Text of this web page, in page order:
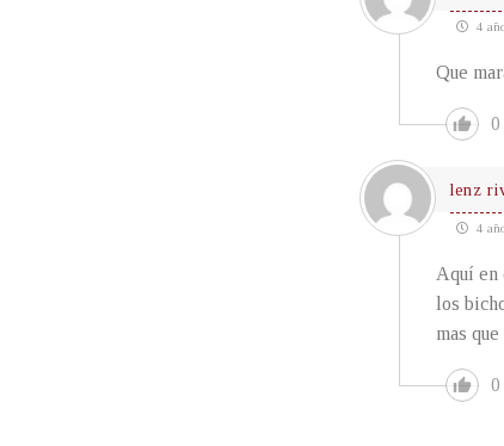
4
Que
0
lenz
4
Aquí en
los
mas
0